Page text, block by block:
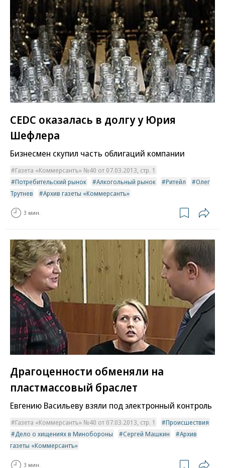
CEDC оказалась в долгу у Юрия
Шефлера
Бизнесмен скупил часть облигаций компании
Газета «Коммерсантъ» №40 от 07.03.2013, стр. 1
Потребительский рынок
Алкогольный рынок Ритейл
Олег
Трутнев
Архив газеты «Коммерсантъ»
3 мин.
Драгоценности обменяли на
пластмассовый браслет
Евгению Васильеву взяли под электронный контроль
Газета «Коммерсантъ» №40 от 07.03.2013, стр. 1
Происшествия
Дело о хищениях в Минобороны
Сергей Машкин
Архив
газеты «Коммерсантъ»
3 мин.